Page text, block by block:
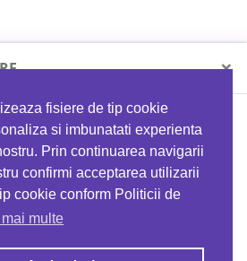
fisiere de tip cookie
si imbunatati experienta
Prin continuarea navigarii
confirmi acceptarea utilizarii
cookie conform Politicii de
multe
×
orice comandă folosind codul
EATTRACK
Profită acum